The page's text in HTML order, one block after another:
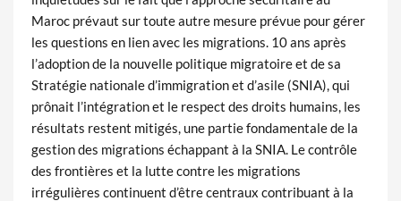
Maroc prévaut sur toute autre mesure prévue pour gérer
les questions en lien avec les migrations. 10 ans après
l’adoption de la nouvelle politique migratoire et de sa
Stratégie nationale d’immigration et d’asile (SNIA), qui
prônait l’intégration et le respect des droits humains, les
résultats restent mitigés, une partie fondamentale de la
gestion des migrations échappant à la SNIA. Le contrôle
des frontières et la lutte contre les migrations
irrégulières continuent d’être centraux contribuant à la